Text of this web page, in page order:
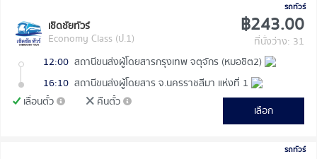
รถทัวร์
เชิดชัยทัวร์
Economy Class (ป.1)
฿243.00
ที่นั่งว่าง: 31
12:00 สถานีขนส่งผู้โดยสารกรุงเทพ จตุจักร (หมอชิต2)
16:10 สถานีขนส่งผู้โดยสาร จ.นครราชสีมา แห่งที่ 1
เลื่อนตั๋ว
คืนตั๋ว
เลือก
รถทัวร์